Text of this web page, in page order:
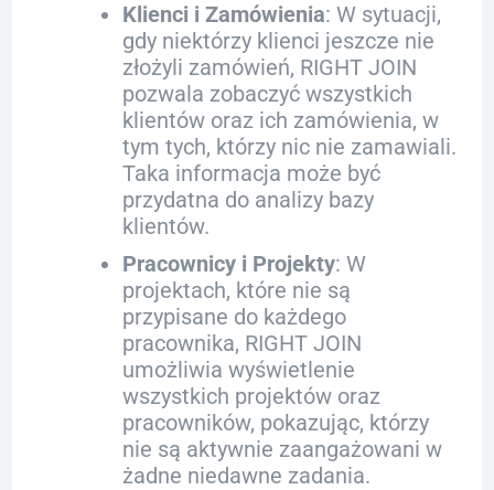
Klienci i Zamówienia: W sytuacji,
gdy niektórzy klienci jeszcze nie
złożyli zamówień, RIGHT JOIN
pozwala zobaczyć wszystkich
klientów oraz ich zamówienia, w
tym tych, którzy nic nie zamawiali.
Taka informacja może być
przydatna do analizy bazy
klientów.
Pracownicy i Projekty: W
projektach, które nie są
przypisane do każdego
pracownika, RIGHT JOIN
umożliwia wyświetlenie
wszystkich projektów oraz
pracowników, pokazując, którzy
nie są aktywnie zaangażowani w
żadne niedawne zadania.